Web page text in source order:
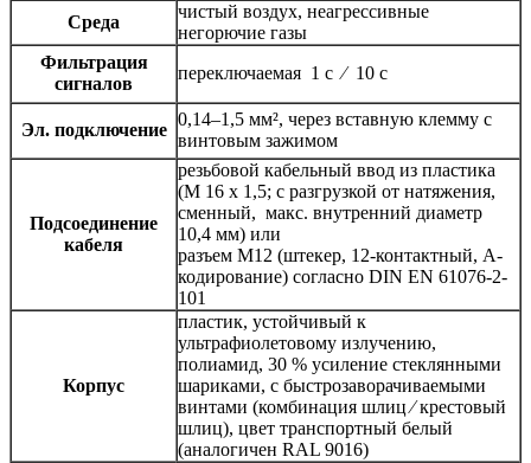
Среда
чистый воздух, неагрессивные
негорючие газы
Фильтрация
сигналов
переключаемая 1 с ⁄ 10 с
Эл. подключение
0,14–1,5 мм², через вставную клемму с
винтовым зажимом
Подсоединение
кабеля
резьбовой кабельный ввод из пластика
(M 16 x 1,5; с разгрузкой от натяжения,
сменный, макс. внутренний диаметр
10,4 мм) или
разъем M12 (штекер, 12-контактный, A-
кодирование) согласно DIN EN 61076-2-
101
Корпус
пластик, устойчивый к
ультрафиолетовому излучению,
полиамид, 30 % усиление стеклянными
шариками, с быстрозаворачиваемыми
винтами (комбинация шлиц ⁄ крестовый
шлиц), цвет транспортный белый
(аналогичен RAL 9016)